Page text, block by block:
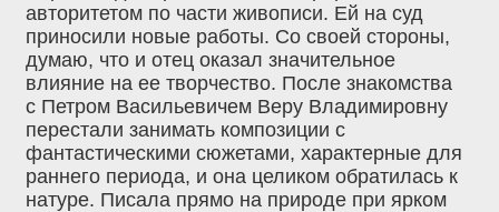
авторитетом по части живописи. Ей на суд
приносили новые работы. Со своей стороны,
думаю, что и отец оказал значительное
влияние на ее творчество. После знакомства
с Петром Васильевичем Веру Владимировну
перестали занимать композиции с
фантастическими сюжетами, характерные для
раннего периода, и она целиком обратилась к
натуре. Писала прямо на природе при ярком